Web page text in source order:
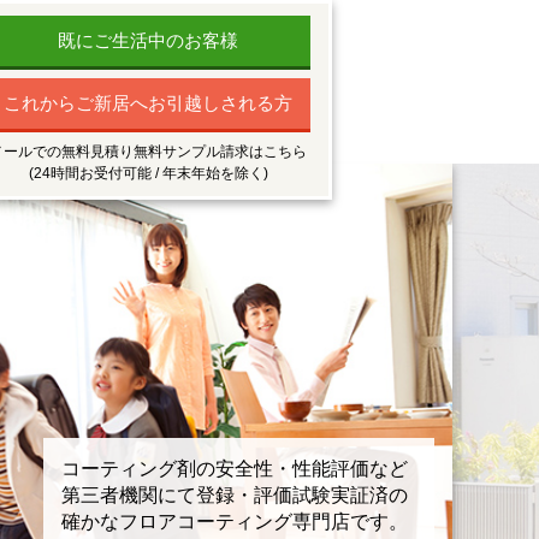
既にご生活中のお客様
これからご新居へお引越しされる方
ールでの無料見積り無料サンプル請求はこちら
(24時間お受付可能 / 年末年始を除く)
コーティング剤の安全性・性能評価など
第三者機関にて登録・評価試験実証済の
確かなフロアコーティング専門店です。